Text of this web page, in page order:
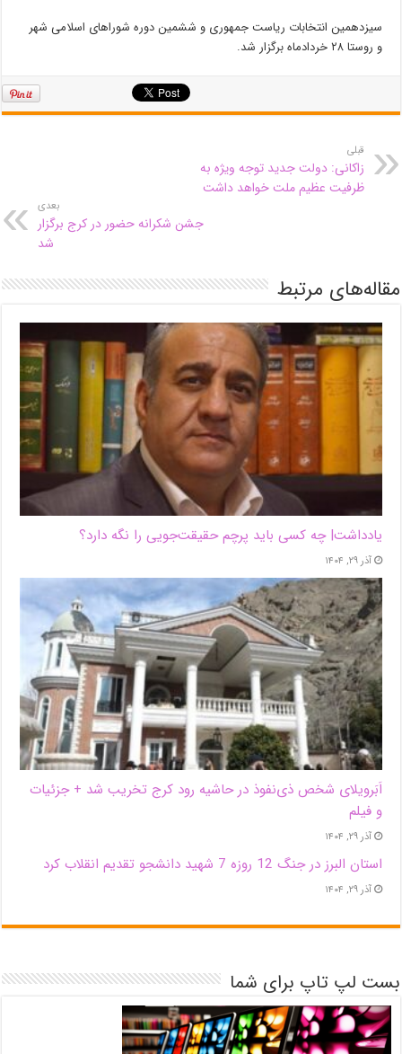
سیزدهمین انتخابات ریاست جمهوری و ششمین دوره شوراهای اسلامی شهر
و روستا ۲۸ خردادماه برگزار شد.
قبلی
زاکانی: دولت جدید توجه ویژه به
ظرفیت عظیم ملت خواهد داشت
بعدی
جشن شکرانه حضور در کرج برگزار
شد
مقاله‌های مرتبط
یادداشت| ‌چه کسی باید پرچم حقیقت‌جویی را نگه دارد؟
آذر ۲۹, ۱۴۰۴
اَبَر‌ویلای شخص ذی‌نفوذ در حاشیه‌ رود کرج تخریب شد + جزئیات
و فیلم
آذر ۲۹, ۱۴۰۴
استان البرز در جنگ 12 روزه 7 شهید دانشجو تقدیم انقلاب کرد
آذر ۲۹, ۱۴۰۴
بست لپ تاپ برای شما